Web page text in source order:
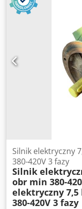
Silnik elektryczny
380-420V 3 fazy
Silnik
obr min 380-
elektryczny 7,5
380-420V 3 fazy